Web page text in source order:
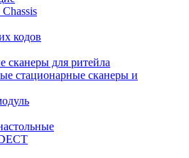
кодов
сканеры для ритейла
стационарные сканеры и